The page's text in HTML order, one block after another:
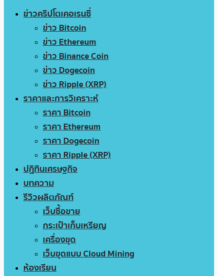
ข่าวคริปโตเคอเรนซี่
ข่าว Bitcoin
ข่าว Ethereum
ข่าว Binance Coin
ข่าว Dogecoin
ข่าว Ripple (XRP)
ราคาและการวิเคราะห์
ราคา Bitcoin
ราคา Ethereum
ราคา Dogecoin
ราคา Ripple (XRP)
ปฏิทินเศรษฐกิจ
บทความ
รีวิวผลิตภัณฑ์
เว็บซื้อขาย
กระเป๋าเก็บเหรียญ
เครื่องขุด
เว็บขุดแบบ Cloud Mining
ห้องเรียน